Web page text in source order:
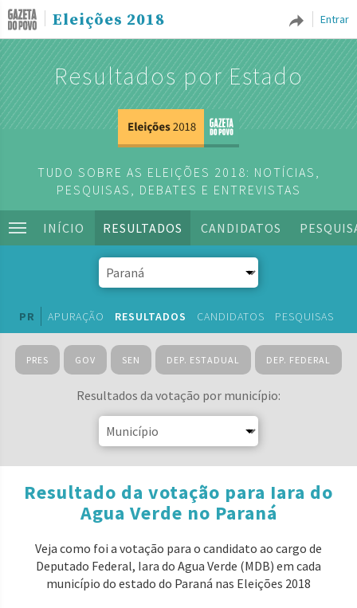
Entrar
Eleições 2018
Resultados por Estado
TUDO SOBRE AS ELEIÇÕES 2018: NOTÍCIAS,
PESQUISAS, DEBATES E ENTREVISTAS
INÍCIO RESULTADOS CANDIDATOS
PR APURAÇÃO RESULTADOS CANDIDATOS PESQUISAS
PRES GOV SEN DEP. ESTADUAL DEP. FEDERAL
Resultados da votação por município:
Resultado da votação para Iara do
Agua Verde no Paraná
Veja como foi a votação para o candidato ao cargo de
Deputado Federal, Iara do Agua Verde (MDB) em cada
município do estado do Paraná nas Eleições 2018